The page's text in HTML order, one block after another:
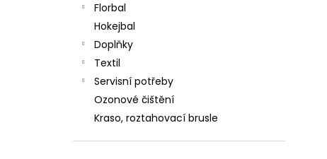
Florbal
Hokejbal
Doplňky
Textil
Servisní potřeby
Ozonové čištění
Kraso, roztahovací brusle